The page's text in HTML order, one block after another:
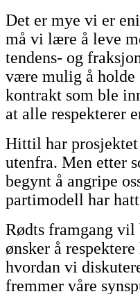
Det er mye vi er
må vi lære å leve
tendens- og
være mulig å holde
kontrakt som ble
at alle respekterer
Hittil har
utenfra. Men etter
begynt å angripe
partimodell har
Rødts framgang vil
ønsker å
hvordan vi
fremmer våre